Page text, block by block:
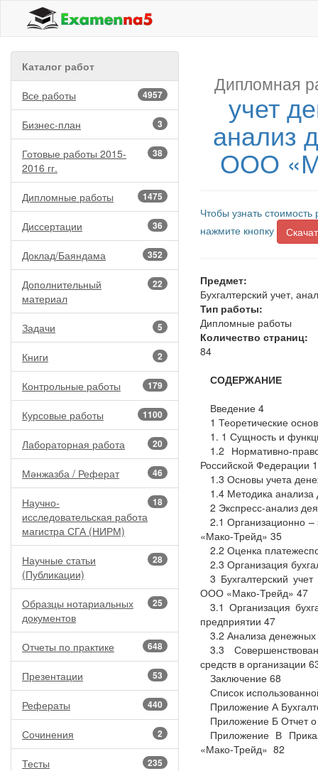
Каталог работ
4957
Все работы
3
Бизнес-план
38
Готовые работы 2015-
2016 гг.
1475
Дипломные работы
36
Диссертации
352
Доклад/Баяндама
22
Дополнительный
материал
5
Задачи
2
Книги
179
Контрольные работы
1100
Курсовые работы
20
Лабораторная работа
46
Мәнжазба / Реферат
18
Научно-
исследовательская работа
магистра СГА (НИРМ)
28
Научные статьи
(Публикации)
25
Образцы нотариальных
документов
648
Отчеты по практике
53
Презентации
440
Рефераты
2
Сочинения
235
Тесты
Дипломная
учет
анализ
ООО
Чтобы узнать
нажмите кнопку
Предмет:
Бухгалтерский учет,
Тип работы:
Дипломные работы
Количество страниц:
84
СОДЕРЖАНИЕ
Введение 4
1 Теоретические
1. 1 Сущность и
1.2 Нормативно-
Российской Федерации
1.3 Основы учета
1.4 Методика анализа
2 Экспресс-анализ
2.1 Организационно –
«Мако-Трейд» 35
2.2 Оценка
2.3 Организация
3 Бухгалтерский
ООО «Мако-Трейд» 47
3.1 Организация
предприятии 47
3.2 Анализа денежных
3.3
средств в организации
Заключение 68
Список
Приложение А
Приложение Б Отчет
Приложение В
«Мако-Трейд» 82